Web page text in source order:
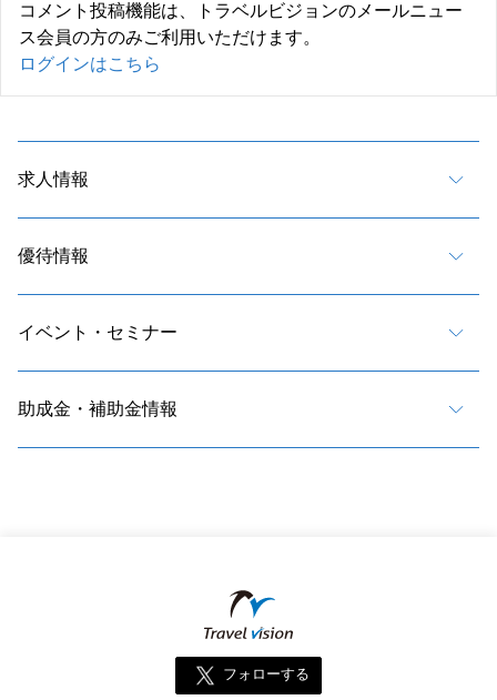
コメント投稿機能は、トラベルビジョンのメールニュー
ス会員の方のみご利用いただけます。
ログインはこちら
求人情報
優待情報
イベント・セミナー
助成金・補助金情報
フォローする